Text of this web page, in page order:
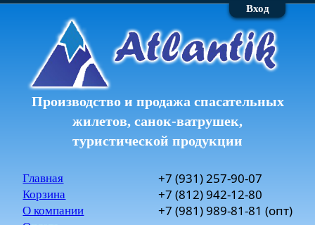
Вход
Производство и продажа спасательных
жилетов, санок-ватрушек,
туристической продукции
+7 (931)257-90-07
+7 (812)942-12-80
+7 (981)989-81-81 (опт)
Главная
Корзина
О компании